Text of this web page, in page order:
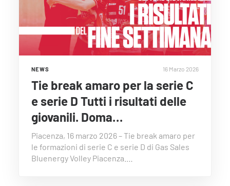
NEWS 16 Marzo 2026
Tie break amaro per la serie C
e serie D Tutti i risultati delle
giovanili. Doma…
Piacenza, 16 marzo 2026 – Tie break amaro per
le formazioni di serie C e serie D di Gas Sales
Bluenergy Volley Piacenza.…